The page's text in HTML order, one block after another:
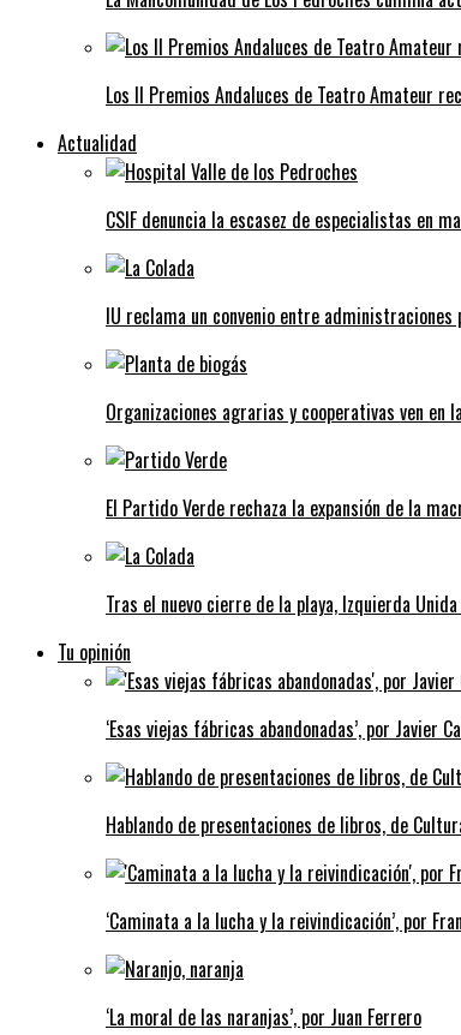
Los II Premios Andaluces de Teatro Amateur
Actualidad
CSIF denuncia la escasez de especialistas en
IU reclama un convenio entre administraciones
Organizaciones agrarias y cooperativas ven en
El Partido Verde rechaza la expansión de la
Tras el nuevo cierre de la playa, Izquierda
Tu opinión
‘Esas viejas fábricas abandonadas’, por Javier
Hablando de presentaciones de libros, de
‘Caminata a la lucha y la reivindicación’, por
‘La moral de las naranjas’, por Juan Ferrero